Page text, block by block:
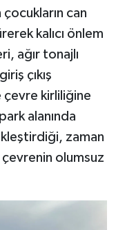
can
kalıcı önlem
ağır tonajlı
çıkış
çevre kirliliğine
alanında
zaman
çevrenin olumsuz